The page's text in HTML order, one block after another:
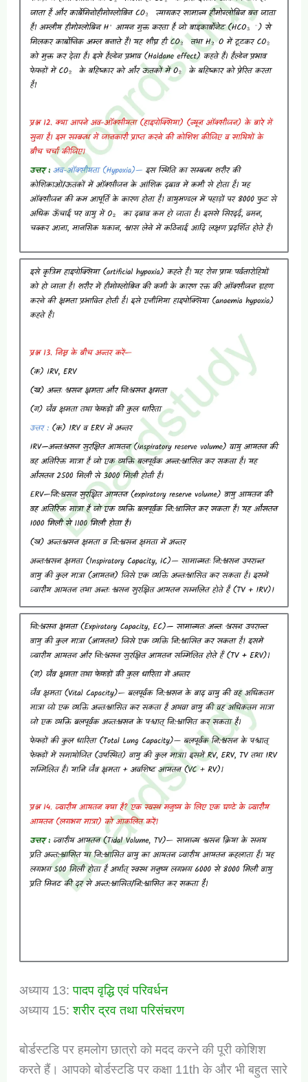
अध्याय 13:पादप वृद्धि एवं परिवर्धन
अध्याय 15:शरीर द्रव तथा परिसंचरण
बोर्डस्टडि पर हमलोग छात्रो को मदद करने की पूरी कोशिश
करते हैं। आपको बोर्डस्टडि पर कक्षा 11th के और भी बहुत सारे